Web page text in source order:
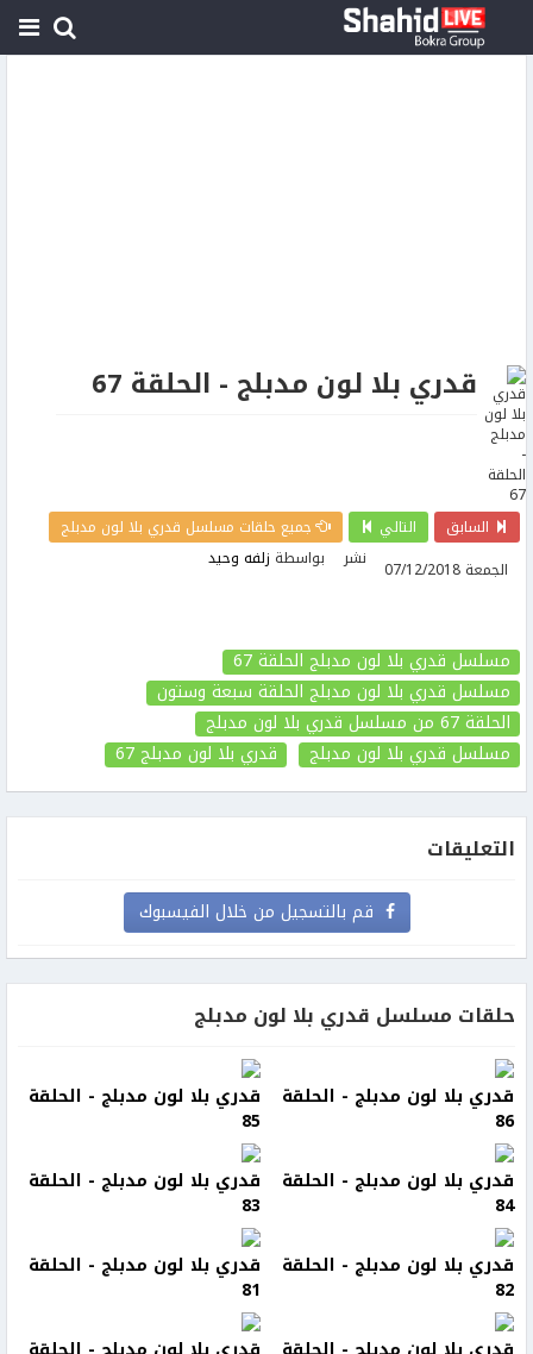
قدري بلا لون مدبلج - الحلقة 67
السابق التالي
جميع حلقات مسلسل قدري بلا لون مدبلج
نشر
الجمعة 07/12/2018 بواسطة زلفه وحيد
مسلسل قدري بلا لون مدبلج الحلقة 67
مسلسل قدري بلا لون مدبلج الحلقة سبعة وستون
الحلقة 67
من مسلسل قدري بلا لون مدبلج
مسلسل قدري بلا لون مدبلج
قدري بلا لون مدبلج67
التعليقات
قم بالتسجيل من خلال الفيسبوك
حلقات مسلسل قدري بلا لون مدبلج
قدري بلا لون مدبلج - الحلقة
86
قدري بلا لون مدبلج - الحلقة
85
قدري بلا لون مدبلج - الحلقة
84
قدري بلا لون مدبلج - الحلقة
83
قدري بلا لون مدبلج - الحلقة
82
قدري بلا لون مدبلج - الحلقة
81